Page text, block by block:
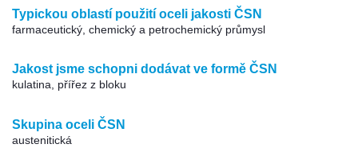
Typickou oblastí použití oceli jakosti ČSN
farmaceutický, chemický a petrochemický průmysl
Jakost jsme schopni dodávat ve formě ČSN
kulatina, přířez z bloku
Skupina oceli ČSN
austenitická